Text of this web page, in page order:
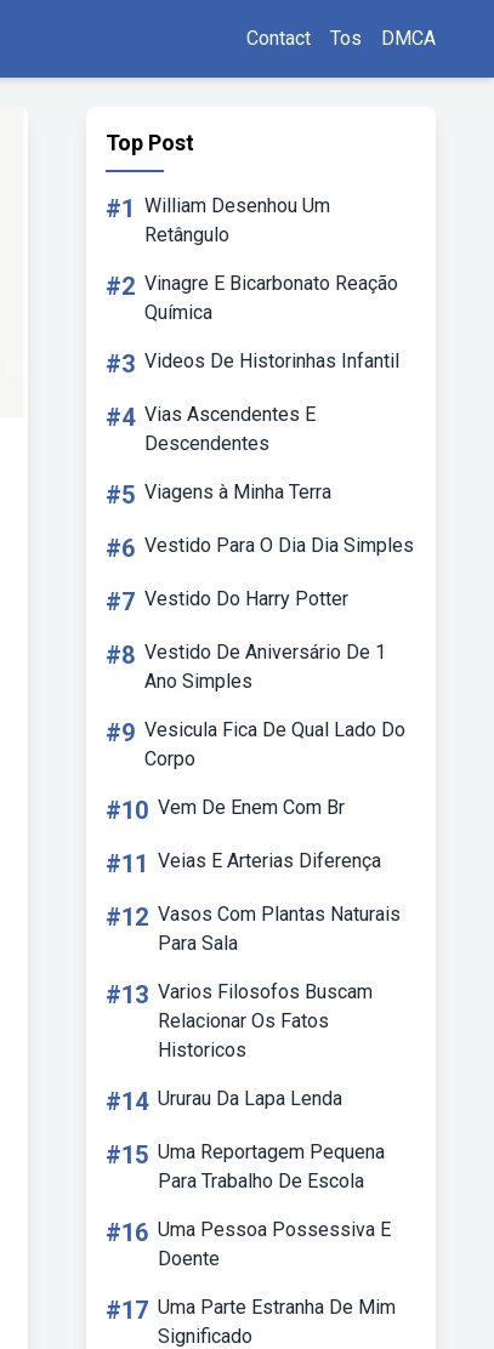
Contact Tos DMCA
Top Post
#1 William Desenhou Um
Retângulo
#2 Vinagre E Bicarbonato Reação
Química
#3 Videos De Historinhas Infantil
#4 Vias Ascendentes E
Descendentes
#5 Viagens à Minha Terra
#6 Vestido Para O Dia Dia Simples
#7 Vestido Do Harry Potter
#8 Vestido De Aniversário De 1
Ano Simples
#9 Vesicula Fica De Qual Lado Do
Corpo
#10 Vem De Enem Com Br
#11 Veias E Arterias Diferença
#12 Vasos Com Plantas Naturais
Para Sala
#13 Varios Filosofos Buscam
Relacionar Os Fatos
Historicos
#14 Ururau Da Lapa Lenda
#15 Uma Reportagem Pequena
Para Trabalho De Escola
#16 Uma Pessoa Possessiva E
Doente
#17 Uma Parte Estranha De Mim
Significado